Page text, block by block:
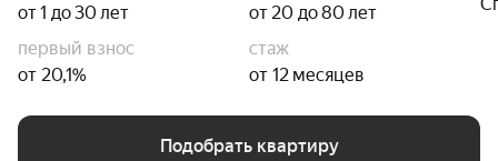
от 1 до 30 лет
от 20 до 80 лет
первый взнос
от 20,1%
стаж
от 12 месяцев
Подобрать квартиру